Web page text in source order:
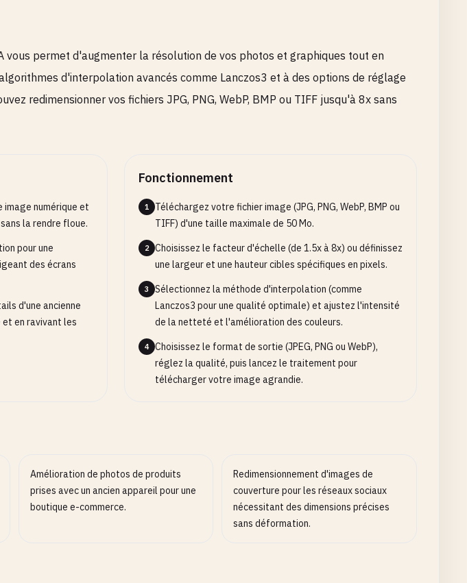
pour JPEG
vous permet d'augmenter la résolution de vos photos et graphiques tout en
d'interpolation avancés comme Lanczos3 et à des options de réglage
redimensionner vos fichiers JPG, PNG, WebP, BMP ou TIFF jusqu'à 8x sans
image numérique et
la rendre floue.
pour une
des écrans
d'une ancienne
en ravivant les
Fonctionnement
1
Téléchargez votre fichier image (JPG, PNG, WebP, BMP ou
TIFF) d'une taille maximale de 50 Mo.
2
Choisissez le facteur d'échelle (de 1.5x à 8x) ou définissez
une largeur et une hauteur cibles spécifiques en pixels.
3
Sélectionnez la méthode d'interpolation (comme
Lanczos3 pour une qualité optimale) et ajustez l'intensité
de la netteté et l'amélioration des couleurs.
4
Choisissez le format de sortie (JPEG, PNG ou WebP),
réglez la qualité, puis lancez le traitement pour
télécharger votre image agrandie.
Amélioration de photos de produits
prises avec un ancien appareil pour une
boutique e-commerce.
Redimensionnement d'images de
couverture pour les réseaux sociaux
nécessitant des dimensions précises
sans déformation.